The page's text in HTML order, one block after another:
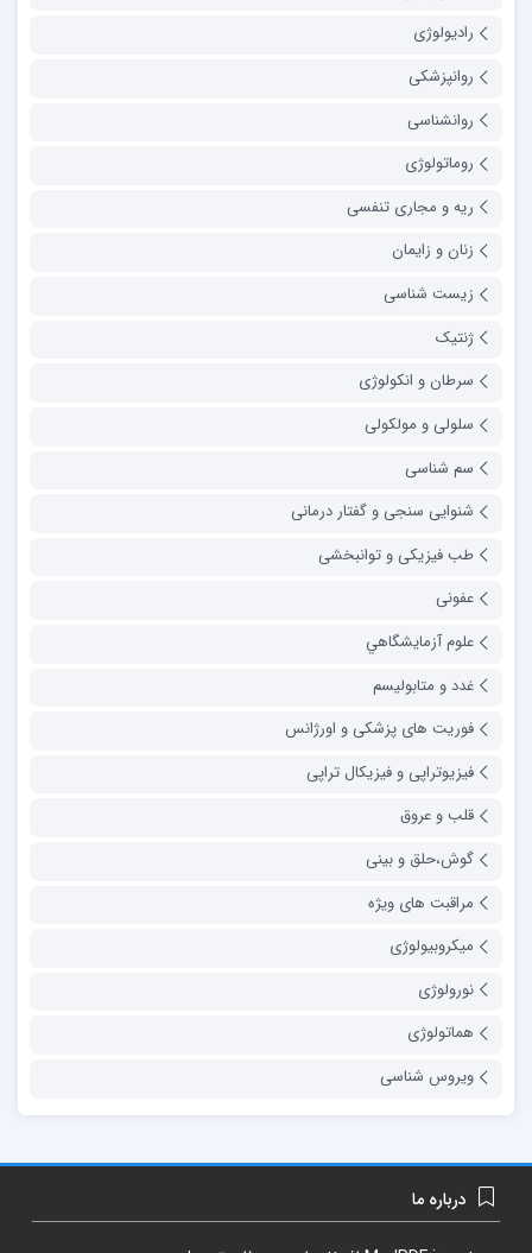
رادیولوژی
روانپزشکی
روانشناسی
روماتولوژی
ریه و مجاری تنفسی
زنان و زایمان
زیست شناسی
ژنتیک
سرطان و انکولوژی
سلولی و مولکولی
سم شناسی
شنوایی سنجی و گفتار درمانی
طب فیزیکی و توانبخشی
عفونی
علوم آزمايشگاهي
غدد و متابولیسم
فوریت های پزشکی و اورژانس
فیزیوتراپی و فیزیکال تراپی
قلب و عروق
گوش،حلق و بینی
مراقبت های ویژه
میکروبیولوژی
نورولوژی
هماتولوژی
ویروس شناسی
درباره ما